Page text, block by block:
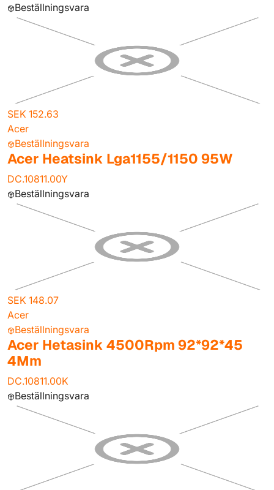
Beställningsvara
SEK 152.63
Acer
Beställningsvara
Acer Heatsink Lga1155/1150 95W
DC.10811.00Y
Beställningsvara
SEK 148.07
Acer
Beställningsvara
Acer Hetasink 4500Rpm 92*92*45
4Mm
DC.10811.00K
Beställningsvara